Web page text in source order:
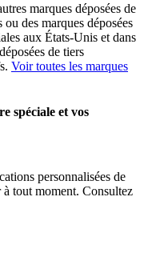
marques déposées de
des marques déposées
aux États-Unis et dans
de tiers
Voir toutes les marques
spéciale et vos
personnalisées de
tout moment. Consultez